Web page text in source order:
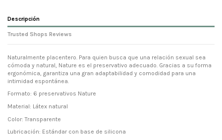
Descripción
Trusted Shops Reviews
Naturalmente placentero. Para quien busca que una relación sexual sea
cómoda y natural, Nature es el preservativo adecuado. Gracias a su forma
ergonómica, garantiza una gran adaptabilidad y comodidad para una
intimidad espontánea.
Formato: 6 preservativos Nature
Material: Látex natural
Color: Transparente
Lubricación: Estándar con base de silicona